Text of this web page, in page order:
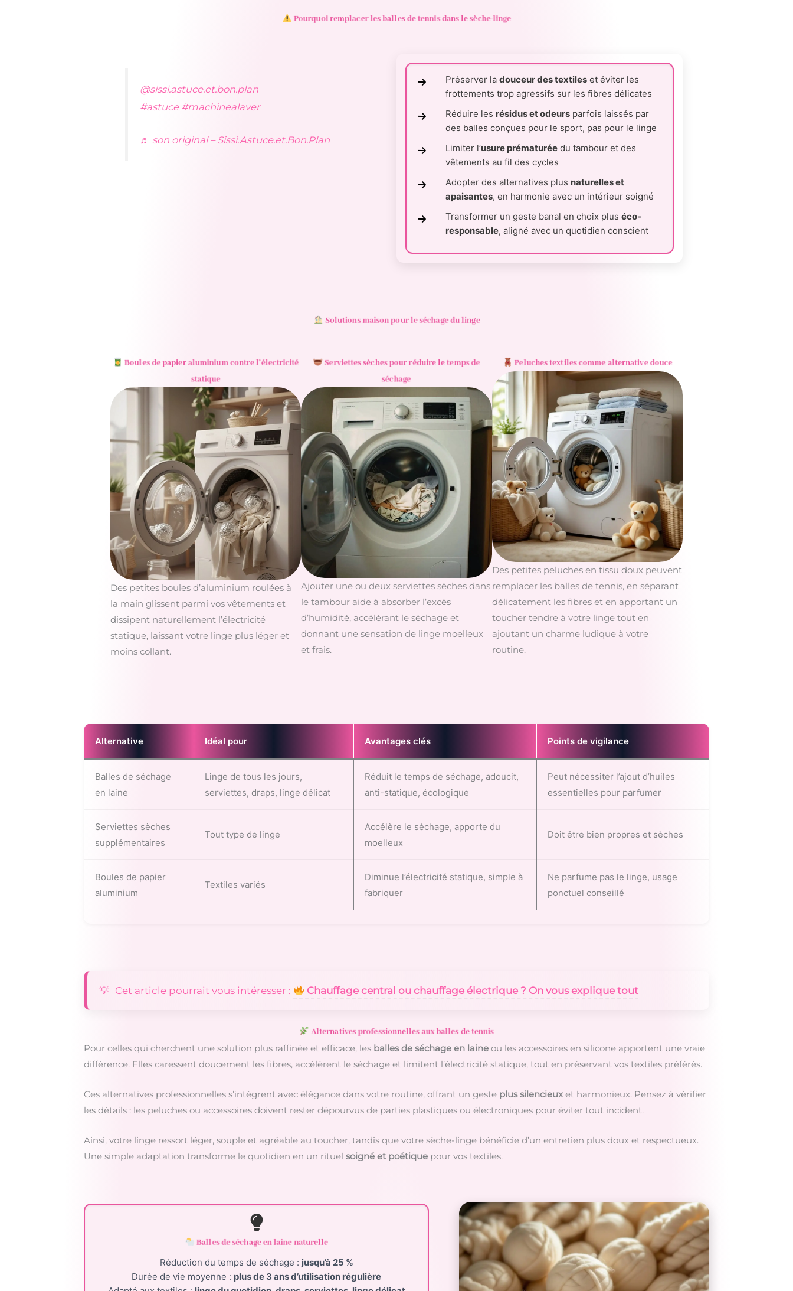
Pourquoi remplacer les balles de tennis dans le sèche-linge
@sissi.astuce.et.bon.plan
#astuce #machinealaver
♬ son original – Sissi.Astuce.et.Bon.Plan
Préserver la douceur des textiles et éviter les
frottements trop agressifs sur les fibres délicates
Réduire les résidus et odeurs parfois laissés par
des balles conçues pour le sport, pas pour le linge
Limiter l’usure prématurée du tambour et des
vêtements au fil des cycles
Adopter des alternatives plus naturelles et
apaisantes, en harmonie avec un intérieur soigné
Transformer un geste banal en choix plus éco-
responsable, aligné avec un quotidien conscient
Solutions maison pour le séchage du linge
Boules de papier aluminium contre l’électricité
statique
Des petites boules d’aluminium roulées à
la main glissent parmi vos vêtements et
dissipent naturellement l’électricité
statique, laissant votre linge plus léger et
moins collant.
Serviettes sèches pour réduire le temps de
séchage
Ajouter une ou deux serviettes sèches dans
le tambour aide à absorber l’excès
d’humidité, accélérant le séchage et
donnant une sensation de linge moelleux
et frais.
Peluches textiles comme alternative douce
Des petites peluches en tissu doux peuvent
remplacer les balles de tennis, en séparant
délicatement les fibres et en apportant un
toucher tendre à votre linge tout en
ajoutant un charme ludique à votre
routine.
Alternative Idéal pour Avantages clés Points de vigilance
Balles de séchage
en laine
Linge de tous les jours,
serviettes, draps, linge délicat
Réduit le temps de séchage, adoucit,
anti-statique, écologique
Peut nécessiter l’ajout d’huiles
essentielles pour parfumer
Serviettes sèches
supplémentaires
Tout type de linge
Accélère le séchage, apporte du
moelleux
Doit être bien propres et sèches
Boules de papier
aluminium
Textiles variés
Diminue l’électricité statique, simple à
fabriquer
Ne parfume pas le linge, usage
ponctuel conseillé
Cet article pourrait vous intéresser : Chauffage central ou chauffage électrique ? On vous explique tout
Alternatives professionnelles aux balles de tennis
Pour celles qui cherchent une solution plus raffinée et efficace, les balles de séchage en laine ou les accessoires en silicone apportent une vraie
différence. Elles caressent doucement les fibres, accélèrent le séchage et limitent l’électricité statique, tout en préservant vos textiles préférés.
Ces alternatives professionnelles s’intègrent avec élégance dans votre routine, offrant un geste plus silencieuxet harmonieux. Pensez à vérifier
les détails : les peluches ou accessoires doivent rester dépourvus de parties plastiques ou électroniques pour éviter tout incident.
Ainsi, votre linge ressort léger, souple et agréable au toucher, tandis que votre sèche-linge bénéficie d’un entretien plus doux et respectueux.
Une simple adaptation transforme le quotidien en un rituel soigné et poétique pour vos textiles.
Balles de séchage en laine naturelle
Réduction du temps de séchage : jusqu’à 25 %
Durée de vie moyenne : plus de 3 ans d’utilisation régulière